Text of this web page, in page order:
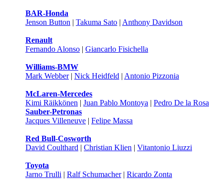
BAR-Honda
Jenson Button | Takuma Sato | Anthony Davidson
Renault
Fernando Alonso | Giancarlo Fisichella
Williams-BMW
Mark Webber| Nick Heidfeld | Antonio Pizzonia
McLaren-Mercedes
Kimi Räikkönen | Juan Pablo Montoya | Pedro De la Rosa
Sauber-Petronas
Jacques Villeneuve | Felipe Massa
Red Bull-Cosworth
David Coulthard | Christian Klien | Vitantonio Liuzzi
Toyota
Jarno Trulli | Ralf Schumacher| Ricardo Zonta